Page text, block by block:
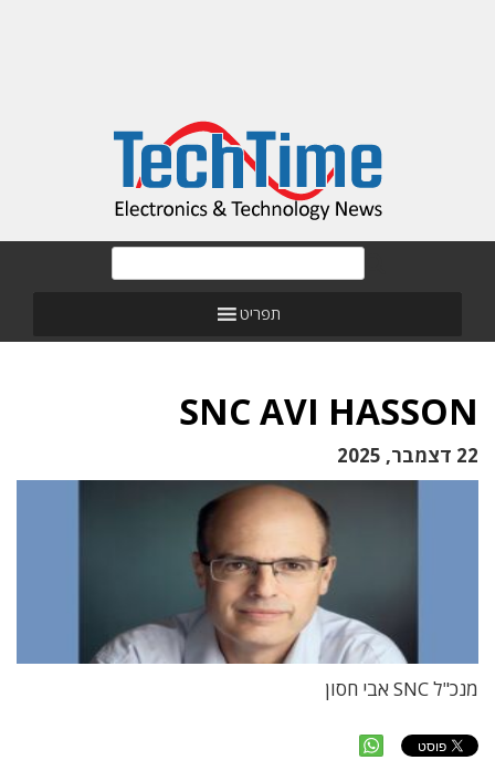
תפריט
SNC AVI HASSON
22 דצמבר, 2025
מנכ"ל SNC אבי חסון